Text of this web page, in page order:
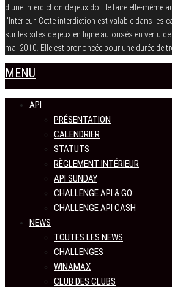
d'une interdiction de jeux doit le faire elle-même
l'Intérieur. Cette interdiction est valable dans les
sur les sites de jeux en ligne autorisés en vertu
mai 2010. Elle est prononcée pour une durée de
MENU
API
PRÉSENTATION
CALENDRIER
STATUTS
RÈGLEMENT INTÉRIEUR
API SUNDAY
CHALLENGE API & GO
CHALLENGE API CASH
NEWS
TOUTES LES NEWS
CHALLENGES
WINAMAX
CLUB DES CLUBS